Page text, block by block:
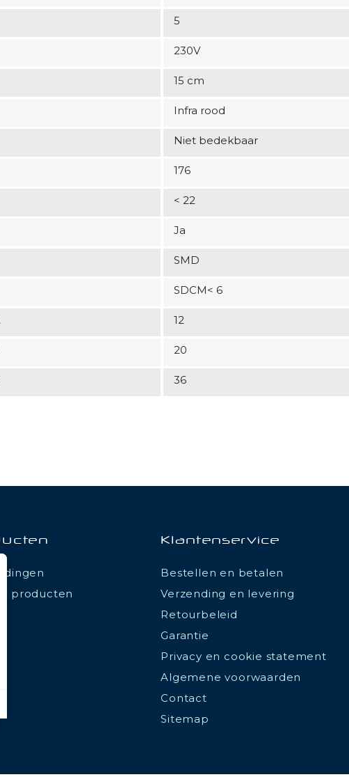
5
230V
15 cm
Infra rood
Niet bedekbaar
176
< 22
Ja
SMD
SDCM< 6
12
20
36
producten
Klantenservice
Bestellen en betalen
Verzending en levering
Retourbeleid
Garantie
Privacy en cookie statement
Algemene voorwaarden
Contact
Sitemap
de confidentialité, en garantissant la conformité avec les